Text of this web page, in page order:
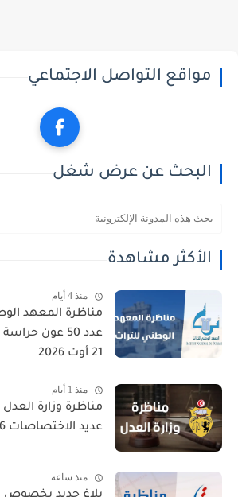
مواقع التواصل الاجتماعي
البحث عن عرض شغل
الأكثر مشاهدة
منذ 4 أيام
مناظرة المعهد
عدد 50 عون
21 أوت 2026
منذ 1 أيام
عديد الاختصاصات 2026
منذ ساعة